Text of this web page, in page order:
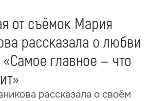
от съёмок Мария
рассказала о любви
«Самое главное — что
рассказала о своём